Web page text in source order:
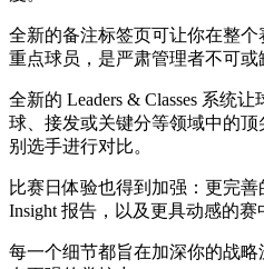
全新的备注标签页可让你在整
重点球员，是严肃管理者不可或
全新的 Leaders & Classes 系统
球、接发或关键分等领域中的
别选手进行对比。
比赛日体验也得到加强：更完
Insight 报告，以及更具动感的赛
每一个细节都旨在加深你的战